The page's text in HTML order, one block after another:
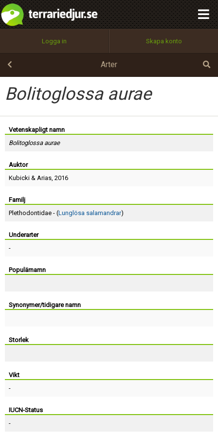
Logga in Skapa konto
Arter
Bolitoglossa aurae
Vetenskapligt namn
Bolitoglossa aurae
Auktor
Kubicki & Arias, 2016
Familj
Plethodontidae - (Lunglösa salamandrar)
Underarter
-
Populärnamn
Synonymer/tidigare namn
Storlek
Vikt
-
IUCN-Status
-
Utför
100%
OK
integritetspolicy
Namn:
Epost:
Lösenord:
Terms of Service
Skapa konto
Begär nytt lösenord
Tillbaka till förstasidan